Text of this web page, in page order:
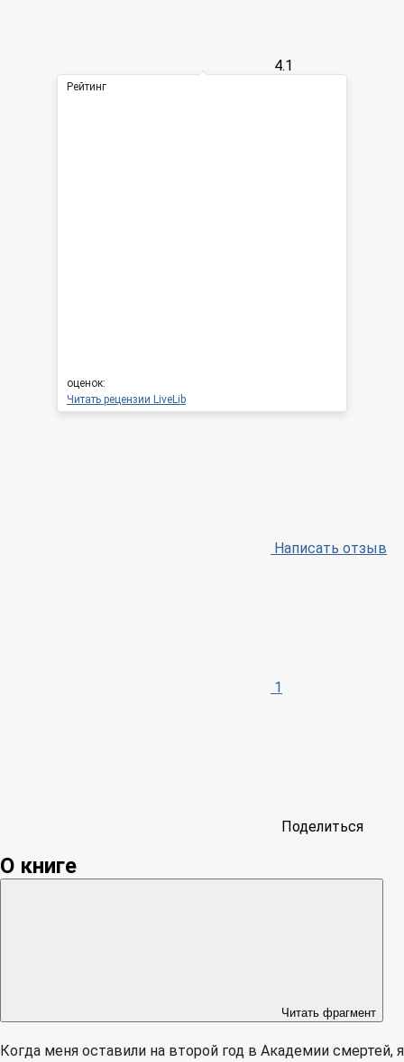
4.1
Рейтинг
оценок:
Читать рецензии LiveLib
Написать отзыв
1
Поделиться
О книге
Читать фрагмент
Когда меня оставили на второй год в Академии смертей, я